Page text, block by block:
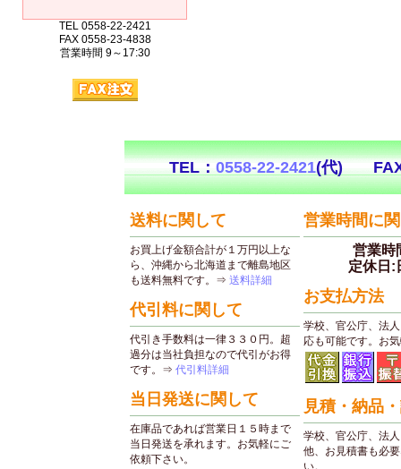
TEL 0558-22-2421
FAX 0558-23-4838
営業時間 9～17:30